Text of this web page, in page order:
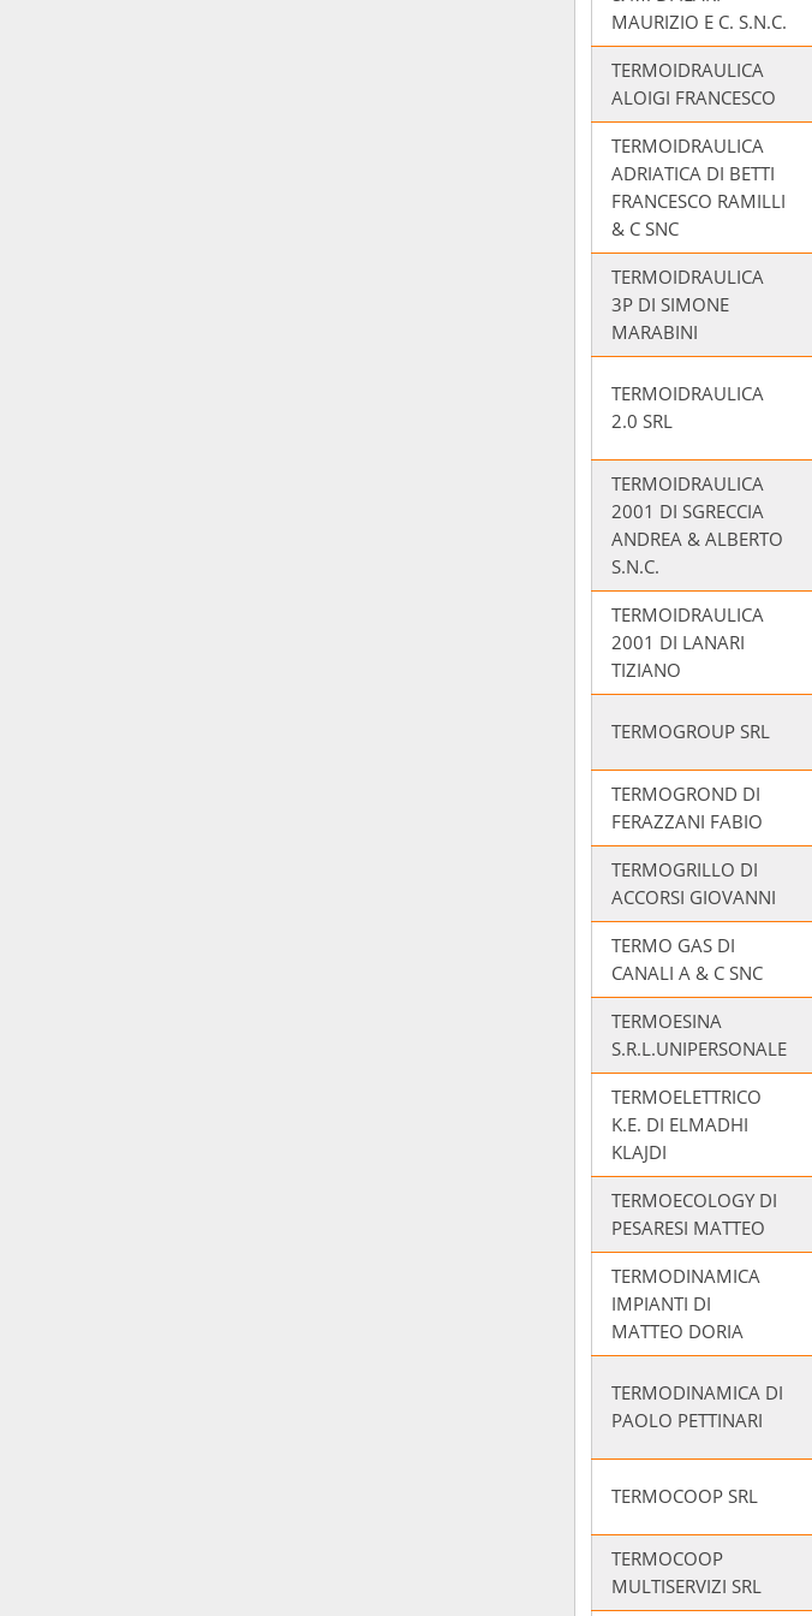
MAURIZIO E C. S.N.C.
TERMOIDRAULICA
ALOIGI FRANCESCO
TERMOIDRAULICA
ADRIATICA DI BETTI
FRANCESCO RAMILLI
& C SNC
TERMOIDRAULICA
3P DI SIMONE
MARABINI
TERMOIDRAULICA
2.0 SRL
TERMOIDRAULICA
2001 DI SGRECCIA
ANDREA & ALBERTO
S.N.C.
TERMOIDRAULICA
2001 DI LANARI
TIZIANO
TERMOGROUP SRL
TERMOGROND DI
FERAZZANI FABIO
TERMOGRILLO DI
ACCORSI GIOVANNI
TERMO GAS DI
CANALI A & C SNC
TERMOESINA
S.R.L.UNIPERSONALE
TERMOELETTRICO
K.E. DI ELMADHI
KLAJDI
TERMOECOLOGY DI
PESARESI MATTEO
TERMODINAMICA
IMPIANTI DI
MATTEO DORIA
TERMODINAMICA DI
PAOLO PETTINARI
TERMOCOOP SRL
TERMOCOOP
MULTISERVIZI SRL